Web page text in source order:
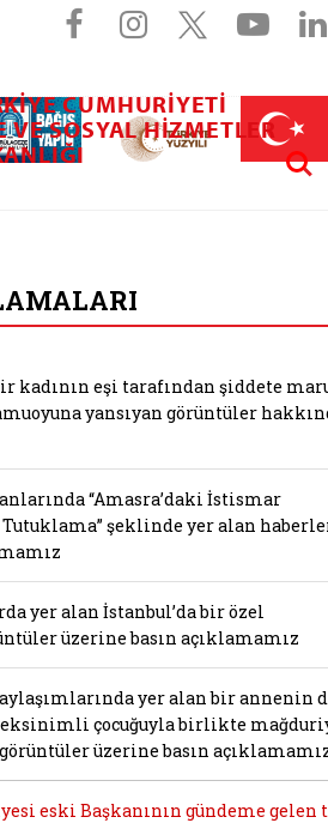
Sosyal
Facebook
Instagram
X
sekmede açılır)
On Yılı (yeni sekmede açılır)
Darülaceze bağış sayfası (yeni
CUMHURIYETI
VE SOSYAL HIZMETLER
kadının eşi tarafından şiddete
yansıyan görüntüler
“Amasra’daki İstismar
Tutuklama” şeklinde yer alan
yer alan İstanbul’da bir özel
üzerine basın açıklamamız
yer alan bir annenin
çocuğuyla birlikte
üzerine basın
eski Başkanının gündeme gelen